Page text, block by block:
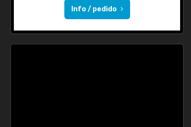
Info / pedido